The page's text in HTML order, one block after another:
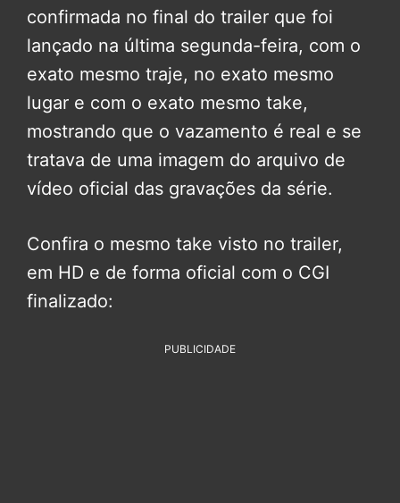
confirmada no final do trailer que foi
lançado na última segunda-feira, com o
exato mesmo traje, no exato mesmo
lugar e com o exato mesmo take,
mostrando que o vazamento é real e se
tratava de uma imagem do arquivo de
vídeo oficial das gravações da série.
Confira o mesmo take visto no trailer,
em HD e de forma oficial com o CGI
finalizado:
PUBLICIDADE